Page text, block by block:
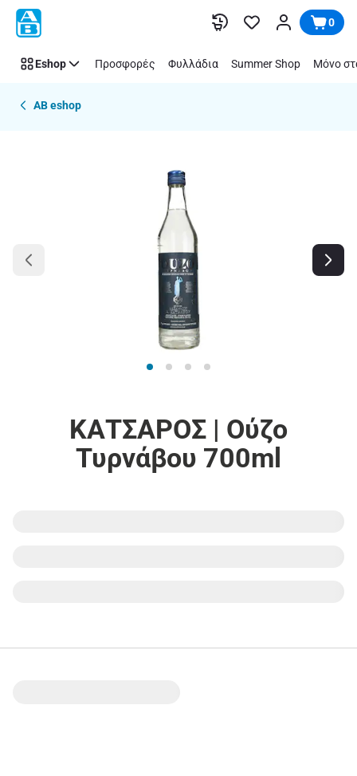
Παράλειψη 0
Eshop Προσφορές Φυλλάδια Summer Shop Μόνο
AB eshop
ΚΑΤΣΑΡΟΣ | Ούζο
Τυρνάβου 700ml